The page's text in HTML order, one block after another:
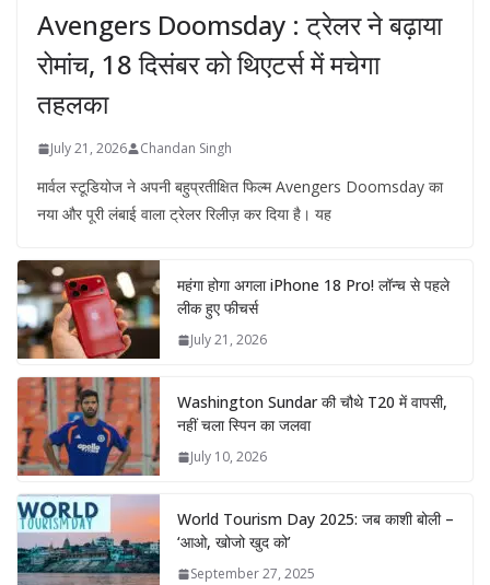
Avengers Doomsday : ट्रेलर ने बढ़ाया
रोमांच, 18 दिसंबर को थिएटर्स में मचेगा
तहलका
July 21, 2026 Chandan Singh
मार्वल स्टूडियोज ने अपनी बहुप्रतीक्षित फिल्म Avengers Doomsday का
नया और पूरी लंबाई वाला ट्रेलर रिलीज़ कर दिया है। यह
महंगा होगा अगला iPhone 18 Pro! लॉन्च से पहले
लीक हुए फीचर्स
July 21, 2026
Washington Sundar की चौथे T20 में वापसी,
नहीं चला स्पिन का जलवा
July 10, 2026
World Tourism Day 2025: जब काशी बोली –
‘आओ, खोजो खुद को’
September 27, 2025